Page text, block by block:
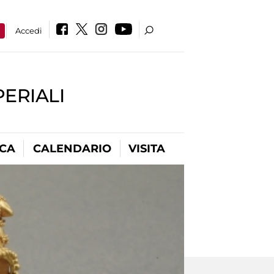
Accedi
CALENDARIO VISITA